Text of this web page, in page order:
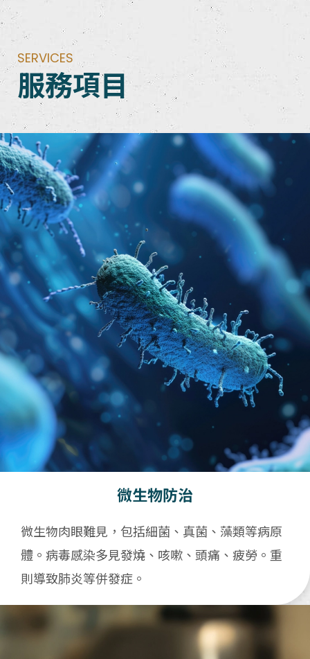
SERVICES
服務項目
微生物防治
微生物肉眼難見，包括細菌、真菌、藻類等病原
體。病毒感染多見發燒、咳嗽、頭痛、疲勞。重
則導致肺炎等併發症。